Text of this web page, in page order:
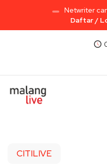
Netwriter
Daftar /
CITILIVE